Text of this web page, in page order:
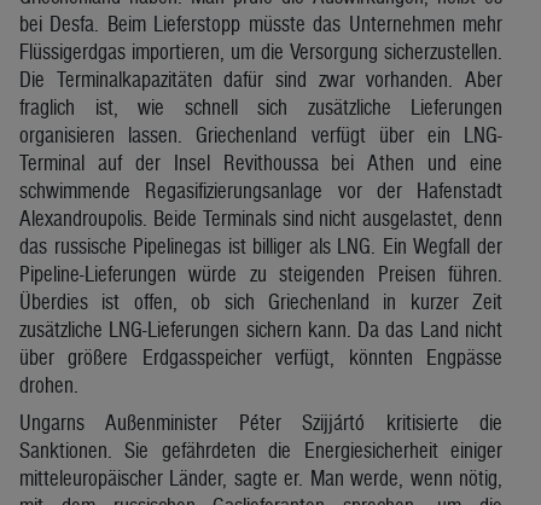
bei Desfa. Beim Lieferstopp müsste das Unternehmen mehr
Flüssigerdgas importieren, um die Versorgung sicherzustellen.
Die Terminalkapazitäten dafür sind zwar vorhanden. Aber
fraglich ist, wie schnell sich zusätzliche Lieferungen
organisieren lassen. Griechenland verfügt über ein LNG-
Terminal auf der Insel Revithoussa bei Athen und eine
schwimmende Regasifizierungsanlage vor der Hafenstadt
Alexandroupolis. Beide Terminals sind nicht ausgelastet, denn
das russische Pipelinegas ist billiger als LNG. Ein Wegfall der
Pipeline-Lieferungen würde zu steigenden Preisen führen.
Überdies ist offen, ob sich Griechenland in kurzer Zeit
zusätzliche LNG-Lieferungen sichern kann. Da das Land nicht
über größere Erdgasspeicher verfügt, könnten Engpässe
drohen.
Ungarns Außenminister Péter Szijjártó kritisierte die
Sanktionen. Sie gefährdeten die Energiesicherheit einiger
mitteleuropäischer Länder, sagte er. Man werde, wenn nötig,